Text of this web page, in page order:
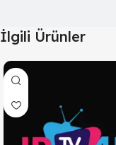
İlgili Ürünler